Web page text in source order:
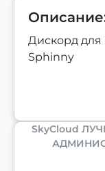
Дискорд для
Sphinny
SkyCloud